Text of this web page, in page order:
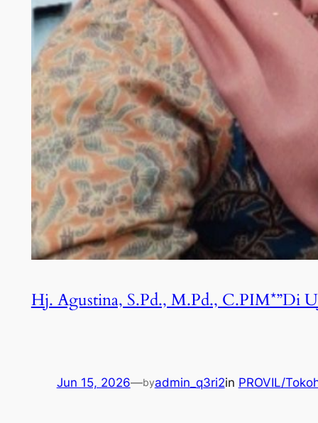
Hj. Agustina, S.Pd., M.Pd., C.PIM*”Di
Jun 15, 2026—byadmin_q3ri2in PROVIL/